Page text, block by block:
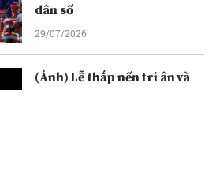
dân số
29/07/2026
(Ảnh) Lễ thắp nến tri ân và